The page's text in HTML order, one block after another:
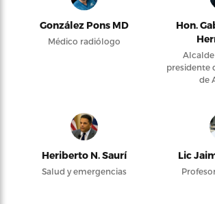
González Pons MD
Médico radiólogo
Hon.
Alcalde
presidente
de
Heriberto N. Saurí
Salud y emergencias
Lic